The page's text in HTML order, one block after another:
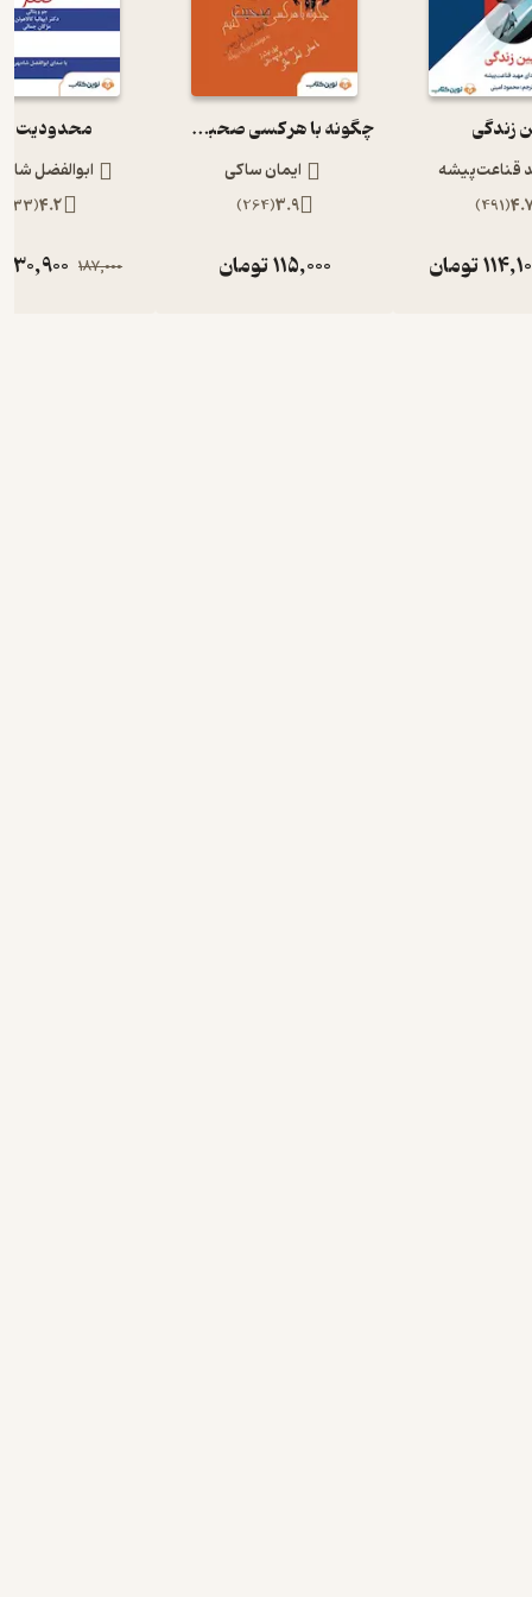
زندگی
قناعت‌پیشه
(
491
)
تومان
چگونه با هر کسی صحبت کنیم؟
ایمان ساکی
3.9
(
264
)
115,000تومان
محدودیت
ابوالفضل شاه
4.2
(
433
187,000
130,900